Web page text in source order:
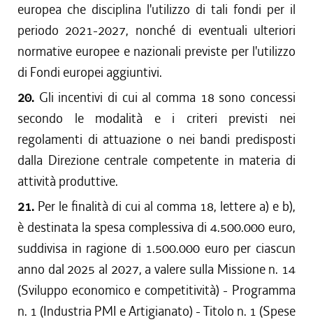
europea che disciplina l'utilizzo di tali fondi per il
periodo 2021-2027, nonché di eventuali ulteriori
normative europee e nazionali previste per l'utilizzo
di Fondi europei aggiuntivi.
20. Gli incentivi di cui al comma 18 sono concessi
secondo le modalità e i criteri previsti nei
regolamenti di attuazione o nei bandi predisposti
dalla Direzione centrale competente in materia di
attività produttive.
21. Per le finalità di cui al comma 18, lettere a) e b),
è destinata la spesa complessiva di 4.500.000 euro,
suddivisa in ragione di 1.500.000 euro per ciascun
anno dal 2025 al 2027, a valere sulla Missione n. 14
(Sviluppo economico e competitività) - Programma
n. 1 (Industria PMI e Artigianato) - Titolo n. 1 (Spese